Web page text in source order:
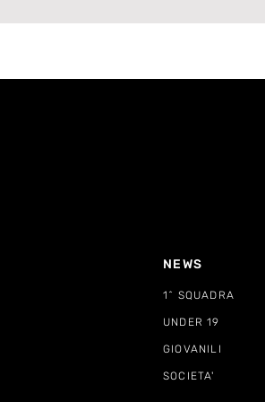
NEWS
1^ SQUADRA
UNDER 19
GIOVANILI
SOCIETA'